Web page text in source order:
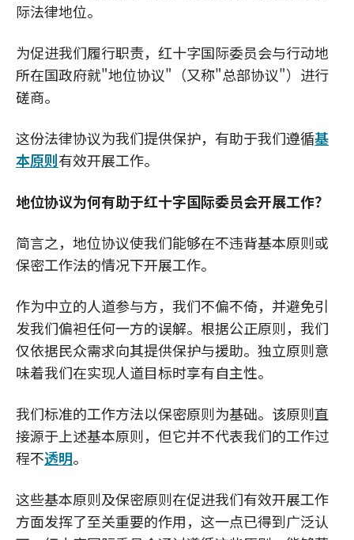
际法律地位。
为促进我们履行职责，红十字国际委员会与行动地
所在国政府就"地位协议"（又称"总部协议"）进行
磋商。
这份法律协议为我们提供保护，有助于我们遵循基
本原则有效开展工作。
地位协议为何有助于红十字国际委员会开展工作？
简言之，地位协议使我们能够在不违背基本原则或
保密工作法的情况下开展工作。
作为中立的人道参与方，我们不偏不倚，并避免引
发我们偏袒任何一方的误解。根据公正原则，我们
仅依据民众需求向其提供保护与援助。独立原则意
味着我们在实现人道目标时享有自主性。
我们标准的工作方法以保密原则为基础。该原则直
接源于上述基本原则，但它并不代表我们的工作过
程不透明。
这些基本原则及保密原则在促进我们有效开展工作
方面发挥了至关重要的作用，这一点已得到广泛认